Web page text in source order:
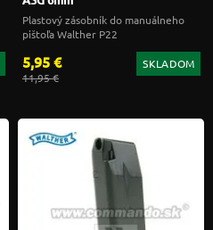
Plastový zásobník do manuálneho
pištoľa Walther P22
5,95 €
11,95 €
SKLADOM